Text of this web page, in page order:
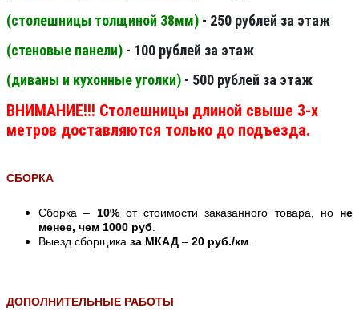
(столешницы толщиной 38мм) - 250 рублей за этаж
(стеновые панели) - 100 рублей за этаж
(диваны и кухонные уголки) - 500 рублей за этаж
ВНИМАНИЕ!!! Столешницы длиной свыше 3-х
метров доставляются только до подъезда.
СБОРКА
Сборка – 10%от стоимости заказанного товара, но не
менее, чем 1000 руб
Выезд сборщика за МКАД – 20 руб./км
ДОПОЛНИТЕЛЬНЫЕ РАБОТЫ